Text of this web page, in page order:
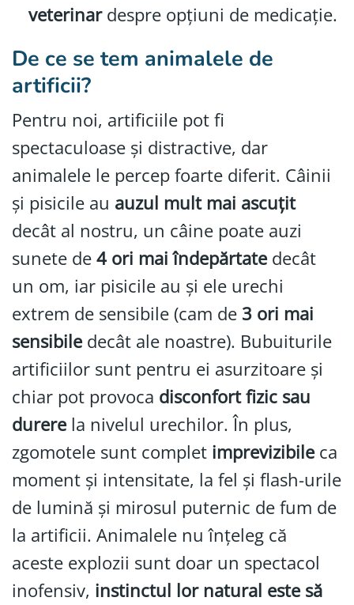
veterinardespre opțiuni de medicație.
De ce se tem animalele de
artificii?
Pentru noi, artificiile pot fi
spectaculoase și distractive, dar
animalele le percep foarte diferit. Câinii
și pisicile au auzul mult mai ascuțit
decât al nostru, un câine poate auzi
sunete de4 ori mai îndepărtatedecât
un om, iar pisicile au și ele urechi
extrem de sensibile (cam de 3 ori mai
sensibiledecât ale noastre). Bubuiturile
artificiilor sunt pentru ei asurzitoare și
chiar pot provoca disconfort fizic sau
durerela nivelul urechilor. În plus,
zgomotele sunt complet imprevizibileca
moment și intensitate, la fel și flash-urile
de lumină și mirosul puternic de fum de
la artificii. Animalele nu înțeleg că
aceste explozii sunt doar un spectacol
inofensiv, instinctul lor natural este să